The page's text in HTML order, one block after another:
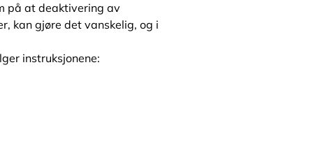
på at deaktivering av
kan gjøre det vanskelig, og i
instruksjonene: